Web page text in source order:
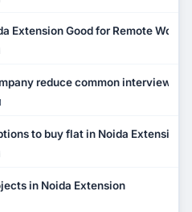
Extension Good for Remote Work?
reduce common interview
to buy flat in Noida Extension?
in Noida Extension